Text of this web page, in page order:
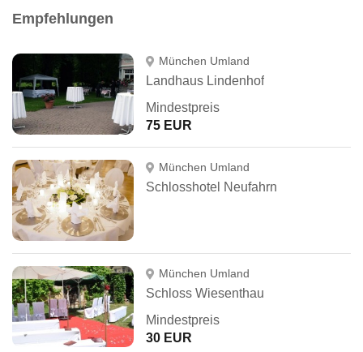
Empfehlungen
München Umland
Landhaus Lindenhof
Mindestpreis
75 EUR
München Umland
Schlosshotel Neufahrn
München Umland
Schloss Wiesenthau
Mindestpreis
30 EUR